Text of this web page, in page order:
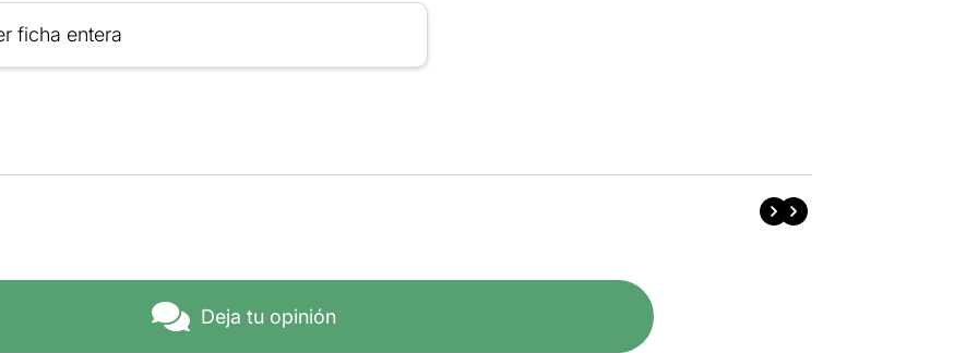
ficha entera
Deja tu opinión